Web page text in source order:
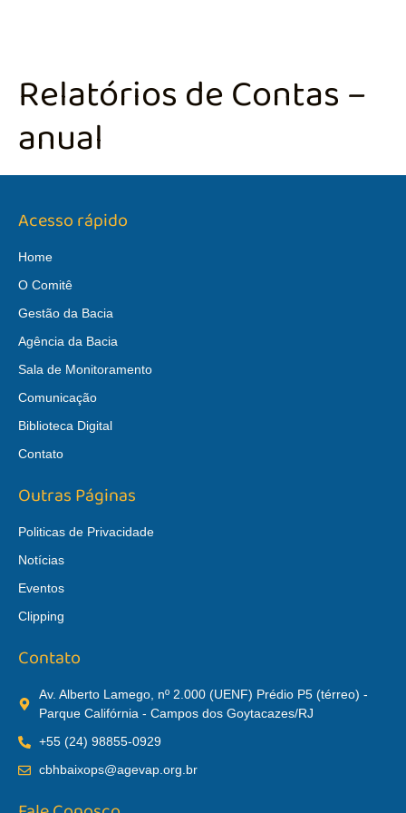
Relatórios de Contas –
anual
Acesso rápido
Home
O Comitê
Gestão da Bacia
Agência da Bacia
Sala de Monitoramento
Comunicação
Biblioteca Digital
Contato
Outras Páginas
Politicas de Privacidade
Notícias
Eventos
Clipping
Contato
Av. Alberto Lamego, nº 2.000 (UENF) Prédio P5 (térreo) -
Parque Califórnia - Campos dos Goytacazes/RJ
+55 (24) 98855-0929
cbhbaixops@agevap.org.br